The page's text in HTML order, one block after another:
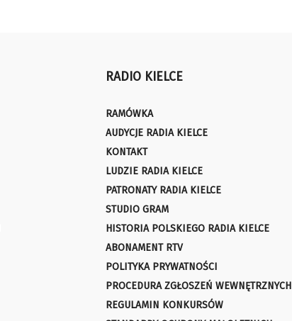
RADIO KIELCE
RAMÓWKA
AUDYCJE RADIA KIELCE
KONTAKT
LUDZIE RADIA KIELCE
PATRONATY RADIA KIELCE
STUDIO GRAM
HISTORIA POLSKIEGO RADIA KIELCE
ABONAMENT RTV
POLITYKA PRYWATNOŚCI
PROCEDURA ZGŁOSZEŃ WEWNĘTRZNYCH
REGULAMIN KONKURSÓW